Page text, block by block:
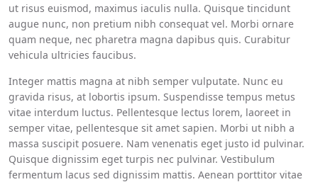
ut risus euismod, maximus iaculis nulla. Quisque tincidunt
augue nunc, non pretium nibh consequat vel. Morbi ornare
quam neque, nec pharetra magna dapibus quis. Curabitur
vehicula ultricies faucibus.
Integer mattis magna at nibh semper vulputate. Nunc eu
gravida risus, at lobortis ipsum. Suspendisse tempus metus
vitae interdum luctus. Pellentesque lectus lorem, laoreet in
semper vitae, pellentesque sit amet sapien. Morbi ut nibh a
massa suscipit posuere. Nam venenatis eget justo id pulvinar.
Quisque dignissim eget turpis nec pulvinar. Vestibulum
fermentum lacus sed dignissim mattis. Aenean porttitor vitae